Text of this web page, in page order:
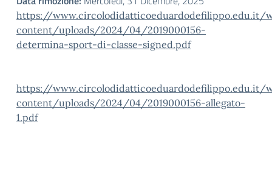
https://www.circolodidatticoeduardodefilippo.edu.it/
content/uploads/2024/04/2019000156-
determina-sport-di-classe-signed.pdf
https://www.circolodidatticoeduardodefilippo.edu.it/
content/uploads/2024/04/2019000156-allegato-
1.pdf